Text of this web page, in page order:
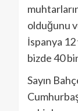
olduğunu
İspanya 12
bizde 40
Sayın